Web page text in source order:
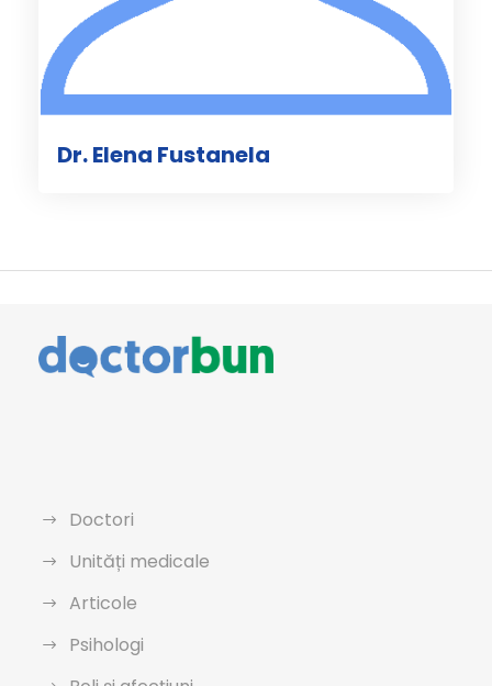
Dr. Elena Fustanela
Doctori
Unități medicale
Articole
Psihologi